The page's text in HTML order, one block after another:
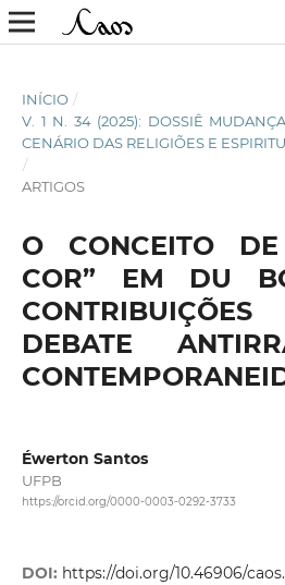
INÍCIO /
V. 1 N. 34 (2025): DOSSIÊ
CENÁRIO DAS RELIGIÕES E
/
ARTIGOS
O CONCEITO
COR” EM DU
DEBATE
Éwerton Santos
UFPB
https://orcid.org/0000-0003-0292-3733
DOI: https://doi.org/10.46906/